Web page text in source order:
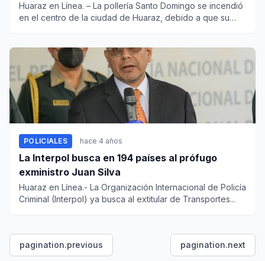
Huaraz en Línea. – La pollería Santo Domingo se incendió
en el centro de la ciudad de Huaraz, debido a que su
POLICIALES hace 4 años
La Interpol busca en 194 países al prófugo
exministro Juan Silva
Huaraz en Línea.- La Organización Internacional de Policía
Criminal (Interpol) ya busca al extitular de Transportes...
pagination.previous pagination.next